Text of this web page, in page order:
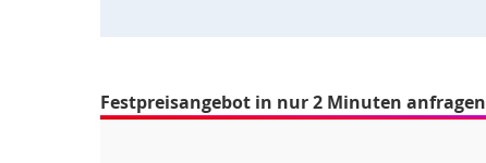
Festpreisangebot in nur 2 Minuten anfragen